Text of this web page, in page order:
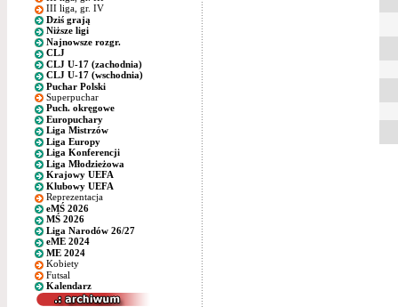
III liga, gr. IV
Dziś grają
Niższe ligi
Najnowsze rozgr.
CLJ
CLJ U-17 (zachodnia)
CLJ U-17 (wschodnia)
Puchar Polski
Superpuchar
Puch. okręgowe
Europuchary
Liga Mistrzów
Liga Europy
Liga Konferencji
Liga Młodzieżowa
Krajowy UEFA
Klubowy UEFA
Reprezentacja
eMŚ 2026
MŚ 2026
Liga Narodów 26/27
eME 2024
ME 2024
Kobiety
Futsal
Kalendarz